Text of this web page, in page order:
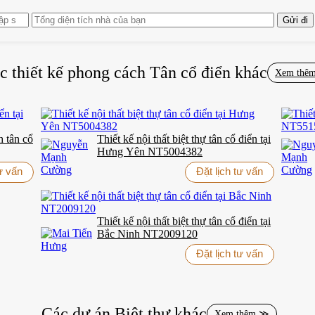
gian.
NT21084 – Chất cổ điển sang trọng,
tiện ích. Hệ tủ gỗ tự nhiên phủ sơn nâu óc chó bóng mịn, kết
chạm nổi, vừa đảm bảo công năng, vừa giữ sự thanh thoát. Khu
thiết kế phong cách Tân cổ điển khác Xem
tân cổ
vấn
Thiết kế nội thất biệt thự tân cổ điển tại
Hưng Yên NT5004382
Đặt lịch tư vấn
Thiết kế nội thất biệt thự tân cổ điển tại
Bắc Ninh NT2009120
Đặt lịch tư vấn